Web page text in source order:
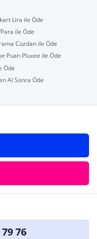
Lira ile Öde
ile Öde
Cüzdan ile Öde
Puan Pluxee ile Öde
Öde
Al Sonra Öde
76